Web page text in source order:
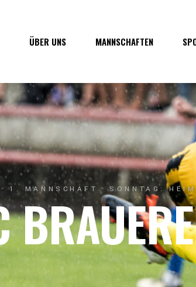
ÜBER UNS
Über uns
Vorstand
Geschichte
Junkerau
MANNSCHAFTEN
1. Mannschaft
1b-Mannschaft
Nachwuchs
Junkerau
1. MANNSCHAFT SONNTAG: